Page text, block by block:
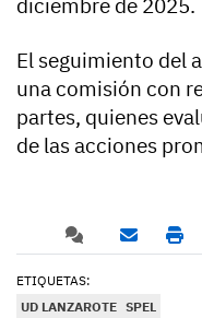
El seguimiento del
una comisión con
partes, quienes
de las acciones
ETIQUETAS:
UD LANZAROTE SPEL